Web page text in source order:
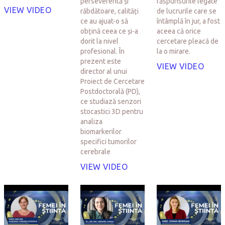
VIEW VIDEO
răbdătoare, calități
ce au ajuat-o să
obțină ceea ce și-a
dorit la nivel
profesional. În
prezent este
director al unui
Proiect de Cercetare
Postdoctorală (PD),
ce studiază senzori
stocastici 3D pentru
analiza
biomarkerilor
specifici tumorilor
cerebrale
VIEW VIDEO
de lucrurile care se
întâmplă în jur, a fost
aceea că orice
cercetare pleacă de
la o mirare.
VIEW VIDEO